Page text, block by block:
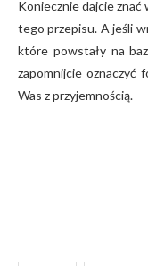
Koniecznie dajcie znać
tego przepisu. A jeśli
które powstały na
zapomnijcie oznaczyć
Was z przyjemnością.